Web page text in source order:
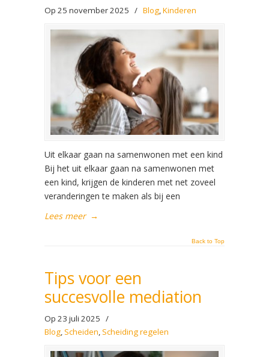
Op 25 november 2025 / Blog,Kinderen
Uit elkaar gaan na samenwonen met een kind
Bij het uit elkaar gaan na samenwonen met
een kind, krijgen de kinderen met net zoveel
veranderingen te maken als bij een
Lees meer →
Back to Top
Tips voor een
succesvolle mediation
Op 23 juli 2025 /
Blog, Scheiden, Scheiding regelen